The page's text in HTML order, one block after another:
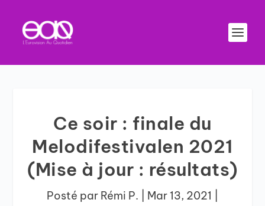
Ce soir : finale du
Melodifestivalen 2021
(Mise à jour : résultats)
Posté par Rémi P. Mar 13, 2021